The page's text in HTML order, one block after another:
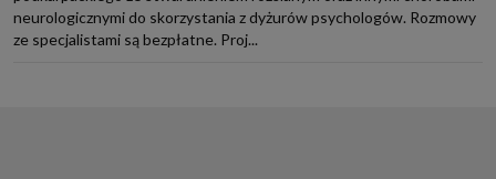
neurologicznymi do skorzystania z dyżurów psychologów. Rozmowy
ze specjalistami są bezpłatne. Proj...